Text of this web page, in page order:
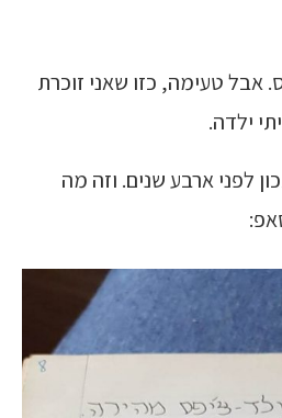
אבל טעימה, כזו שאני זוכרת
ילדה.
לפני ארבע שנים. וזה מה